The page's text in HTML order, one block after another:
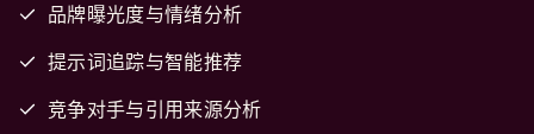
品牌曝光度与情绪分析
提示词追踪与智能推荐
竞争对手与引用来源分析